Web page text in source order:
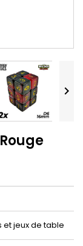

et jeux de table